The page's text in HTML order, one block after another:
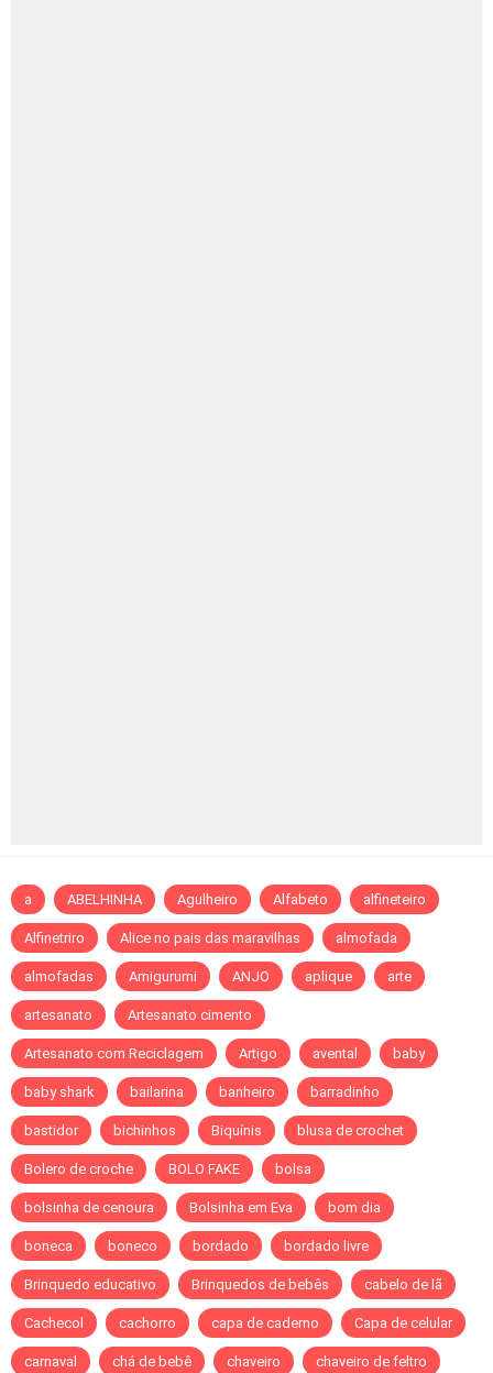
a ABELHINHA Agulheiro Alfabeto alfineteiro
Alfinetriro Alice no pais das maravilhas almofada
almofadas Amigurumi ANJO aplique arte
artesanato Artesanato cimento
Artesanato com Reciclagem Artigo avental baby
baby shark bailarina banheiro barradinho
bastidor bichinhos Biquínis blusa de crochet
Bolero de croche BOLO FAKE bolsa
bolsinha de cenoura Bolsinha em Eva bom dia
boneca boneco bordado bordado livre
Brinquedo educativo Brinquedos de bebês cabelo de lã
Cachecol cachorro capa de caderno Capa de celular
carnaval chá de bebê chaveiro chaveiro de feltro